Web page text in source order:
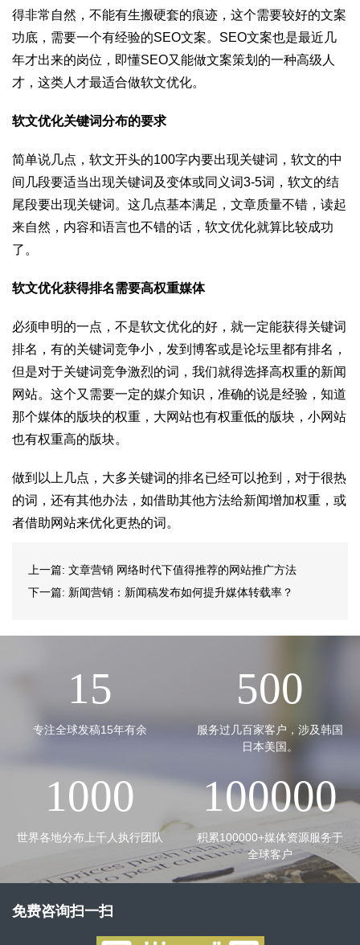
得非常自然，不能有生搬硬套的痕迹，这个需要较好的文案
功底，需要一个有经验的SEO文案。SEO文案也是最近几
年才出来的岗位，即懂SEO又能做文案策划的一种高级人
才，这类人才最适合做软文优化。
软文优化关键词分布的要求
简单说几点，软文开头的100字内要出现关键词，软文的中
间几段要适当出现关键词及变体或同义词3-5词，软文的结
尾段要出现关键词。这几点基本满足，文章质量不错，读起
来自然，内容和语言也不错的话，软文优化就算比较成功
了。
软文优化获得排名需要高权重媒体
必须申明的一点，不是软文优化的好，就一定能获得关键词
排名，有的关键词竞争小，发到博客或是论坛里都有排名，
但是对于关键词竞争激烈的词，我们就得选择高权重的新闻
网站。这个又需要一定的媒介知识，准确的说是经验，知道
那个媒体的版块的权重，大网站也有权重低的版块，小网站
也有权重高的版块。
做到以上几点，大多关键词的排名已经可以抢到，对于很热
的词，还有其他办法，如借助其他方法给新闻增加权重，或
者借助网站来优化更热的词。
上一篇: 文章营销 网络时代下值得推荐的网站推广方法
下一篇: 新闻营销：新闻稿发布如何提升媒体转载率？
15
专注全球发稿15年有余
500
服务过几百家客户，涉及韩国
日本美国。
1000
世界各地分布上千人执行团队
100000
积累100000+媒体资源服务于
全球客户
免费咨询扫一扫